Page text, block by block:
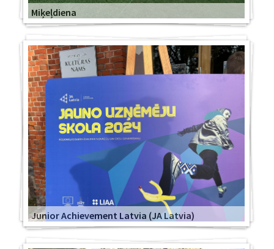
Miķeļdiena
Junior Achievement Latvia (JA Latvia)